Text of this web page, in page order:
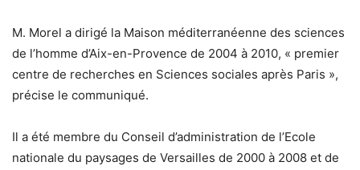
M. Morel a dirigé la Maison méditerranéenne des sciences
de l’homme d’Aix-en-Provence de 2004 à 2010, « premier
centre de recherches en Sciences sociales après Paris »,
précise le communiqué.
Il a été membre du Conseil d’administration de l’Ecole
nationale du paysages de Versailles de 2000 à 2008 et de